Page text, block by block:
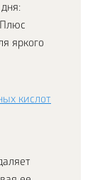
яркого
кислот